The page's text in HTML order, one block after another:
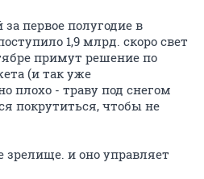
первое полугодие в
1,9 млрд. скоро свет
примут решение по
(и так уже
плохо - траву под снегом
покрутиться, чтобы не
зрелище. и оно управляет